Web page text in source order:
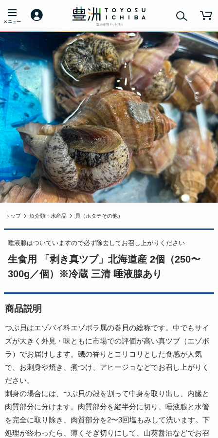
トップ 魚介類・水産品 貝（ホタテその他）
唾液腺はついていますので必ず除去してお召し上がりください
生食用 「剥き真ツブ」北海道産 2個（250〜
300g／個）※冷蔵 三清 唾液腺あり
商品説明
つぶ貝はエゾバイ科エゾボラ属の巻貝の総称です。中でもサイ
ズが大きく外見・味ともに市場での評価が高い真ツブ（エゾボ
ラ）でお届けします。磯の香りとコリコリとした食感が人気
で、お刺身や焼き、煮つけ、アヒージョなどでお召し上がりく
ださい。
刺身の場合には、つぶ貝の殻を割って中身を取り出し、内臓と
肉質部分に分けます。肉質部分を縦半分に切り、唾液腺と水管
を完全に取り除き、肉質部分を2〜3回塩もみして洗います。下
処理が終わったら、薄くそぎ切りにして、山葵醤油などでお召